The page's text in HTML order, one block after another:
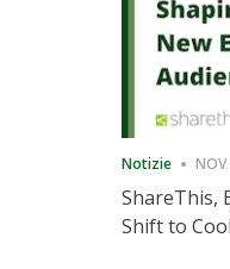
Notizie NOV
ShareThis,
Shift to